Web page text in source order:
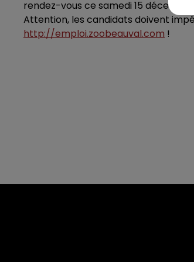
rendez-vous ce samedi 15
Attention, les candidats doivent
http://emploi.zoobeauval.com !